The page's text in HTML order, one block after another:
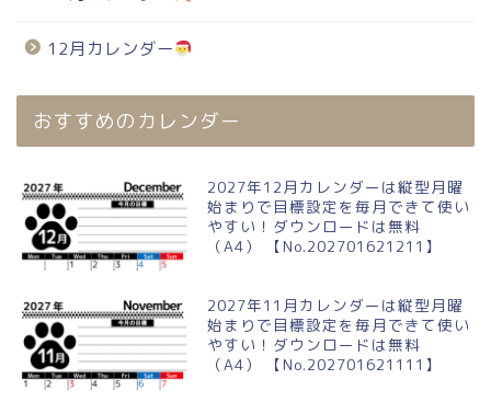
12月カレンダー
おすすめのカレンダー
2027年12月カレンダーは縦型月曜
始まりで目標設定を毎月できて使い
やすい！ダウンロードは無料
（A4） 【No.202701621211】
2027年11月カレンダーは縦型月曜
始まりで目標設定を毎月できて使い
やすい！ダウンロードは無料
（A4） 【No.202701621111】